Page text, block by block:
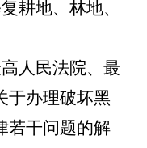
耕地、林地、
人民法院、最
于办理破坏黑
若干问题的解